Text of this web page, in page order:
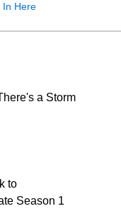
In Here
a Storm
to
Season 1